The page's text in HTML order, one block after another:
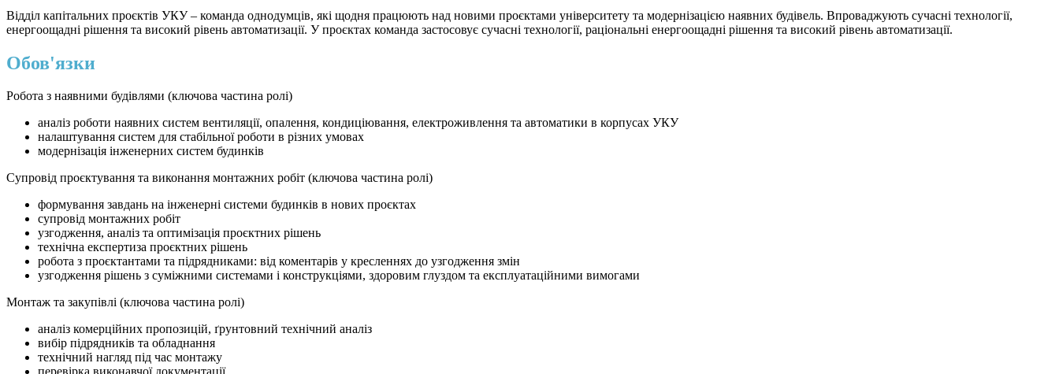
Відділ капітальних проєктів УКУ – команда однодумців, які щодня працюють над новими проєктами університету та модернізацією наявних будівель. Впроваджують сучасні технології,
енергоощадні рішення та високий рівень автоматизації. У проєктах команда застосовує сучасні технології, раціональні енергоощадні рішення та високий рівень автоматизації.
Обов'язки
Робота з наявними будівлями (ключова частина ролі)
аналіз роботи наявних систем вентиляції, опалення, кондиціювання, електроживлення та автоматики в корпусах УКУ
налаштування систем для стабільної роботи в різних умовах
модернізація інженерних систем будинків
Супровід проєктування та виконання монтажних робіт (ключова частина ролі)
формування завдань на інженерні системи будинків в нових проєктах
супровід монтажних робіт
узгодження, аналіз та оптимізація проєктних рішень
технічна експертиза проєктних рішень
робота з проєктантами та підрядниками: від коментарів у кресленнях до узгодження змін
узгодження рішень з суміжними системами і конструкціями, здоровим глуздом та експлуатаційними вимогами
Монтаж та закупівлі (ключова частина ролі)
аналіз комерційних пропозицій, ґрунтовний технічний аналіз
вибір підрядників та обладнання
технічний нагляд під час монтажу